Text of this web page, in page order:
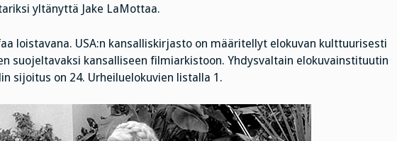
yltänyttä Jake LaMottaa.
loistavana. USA:n kansalliskirjasto on määritellyt elokuvan kulttuurisesti
suojeltavaksi kansalliseen filmiarkistoon. Yhdysvaltain elokuvainstituutin
sijoitus on 24. Urheiluelokuvien listalla 1.